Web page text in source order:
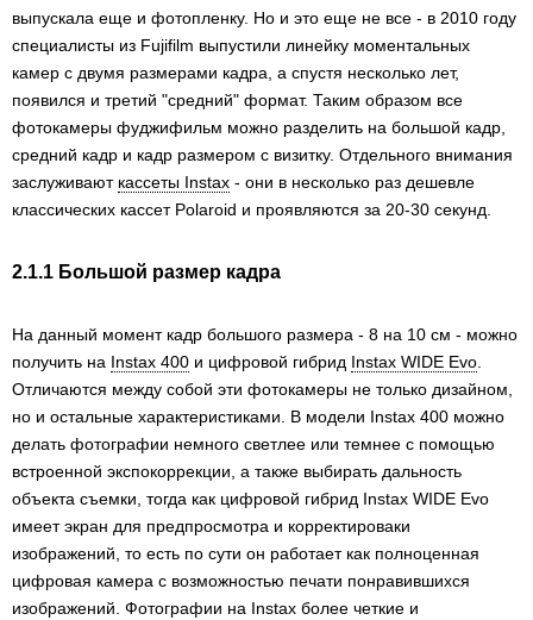
выпускала еще и фотопленку. Но и это еще не все - в 2010 году
специалисты из Fujifilm выпустили линейку моментальных
камер с двумя размерами кадра, а спустя несколько лет,
появился и третий "средний" формат. Таким образом все
фотокамеры фуджифильм можно разделить на большой кадр,
средний кадр и кадр размером с визитку. Отдельного внимания
заслуживают кассеты Instax - они в несколько раз дешевле
классических кассет Polaroid и проявляются за 20-30 секунд.
2.1.1 Большой размер кадра
На данный момент кадр большого размера - 8 на 10 см - можно
получить на Instax 400 и цифровой гибрид Instax WIDE Evo
Отличаются между собой эти фотокамеры не только дизайном,
но и остальные характеристиками. В модели Instax 400 можно
делать фотографии немного светлее или темнее с помощью
встроенной экспокоррекции, а также выбирать дальность
объекта съемки, тогда как цифровой гибрид Instax WIDE Evo
имеет экран для предпросмотра и корректироваки
изображений, то есть по сути он работает как полноценная
цифровая камера с возможностью печати понравившихся
изображений. Фотографии на Instax более четкие и